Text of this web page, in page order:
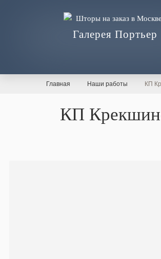
Галерея Портьер
Главная Наши работы КП
КП